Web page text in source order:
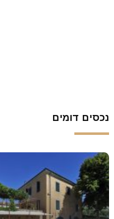
נכסים דומים